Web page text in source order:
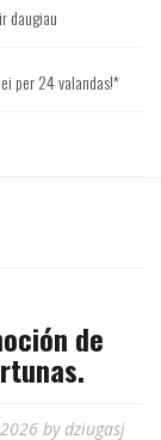
daugiau
per 24 valandas!*
de
bydziugasj